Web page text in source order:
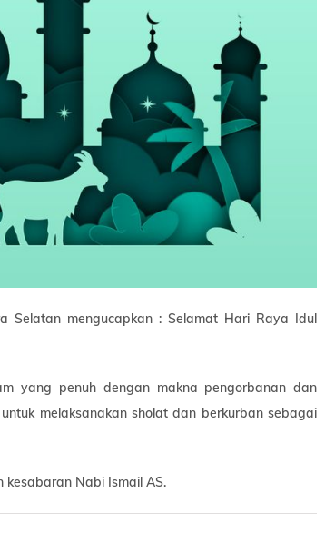
Selatan mengucapkan : Selamat Hari Raya Idul
yang penuh dengan makna pengorbanan dan
melaksanakan sholat dan berkurban sebagai
Nabi Ismail AS.